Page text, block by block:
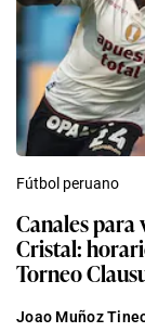
Fútbol peruano
Canales
Cristal:
Torneo
Joao Muñoz